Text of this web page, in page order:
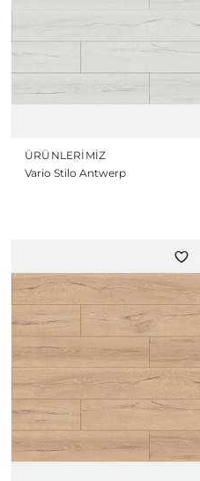
ÜRÜNLERIMIZ
Vario Stilo Antwerp